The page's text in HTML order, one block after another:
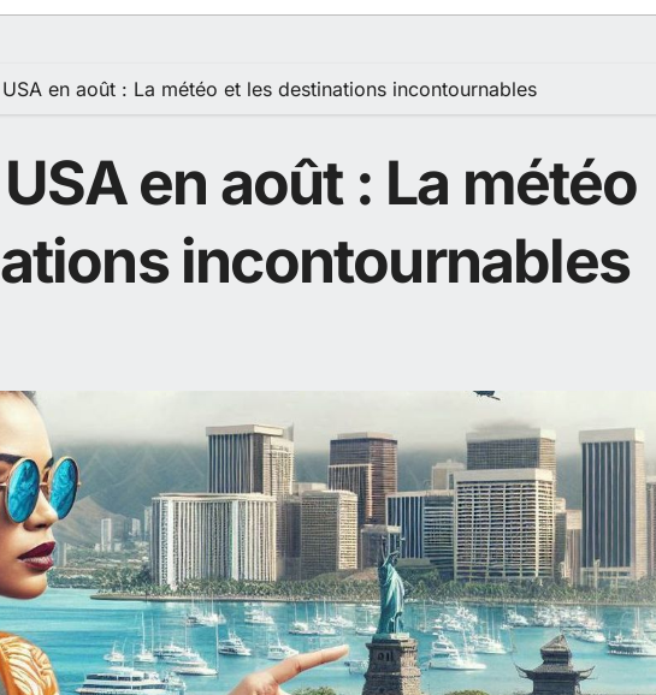
en août : La météo et les destinations incontournables
en août : La météo
incontournables